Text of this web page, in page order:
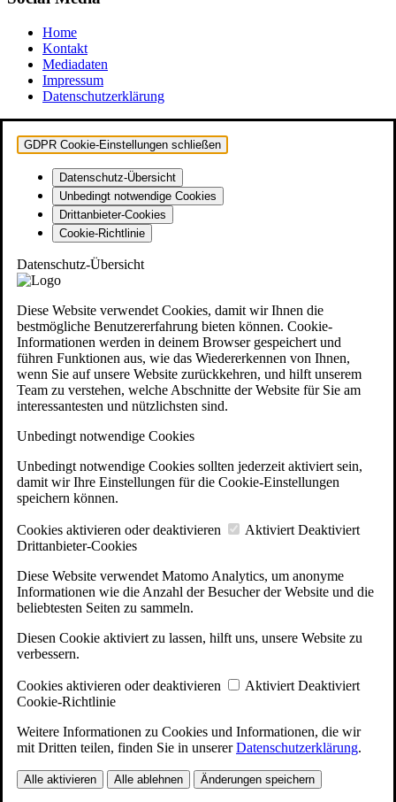
Home
Kontakt
Mediadaten
Impressum
Datenschutzerklärung
GDPR Cookie-Einstellungen schließen
Datenschutz-Übersicht
Unbedingt notwendige Cookies
Drittanbieter-Cookies
Cookie-Richtlinie
Datenschutz-Übersicht
Diese Website verwendet Cookies, damit wir Ihnen die
bestmögliche Benutzererfahrung bieten können. Cookie-
Informationen werden in deinem Browser gespeichert und
führen Funktionen aus, wie das Wiedererkennen von Ihnen,
wenn Sie auf unsere Website zurückkehren, und hilft unserem
Team zu verstehen, welche Abschnitte der Website für Sie am
interessantesten und nützlichsten sind.
Unbedingt notwendige Cookies
Unbedingt notwendige Cookies sollten jederzeit aktiviert sein,
damit wir Ihre Einstellungen für die Cookie-Einstellungen
speichern können.
Cookies aktivieren oder deaktivieren Aktiviert Deaktiviert
Drittanbieter-Cookies
Diese Website verwendet Matomo Analytics, um anonyme
Informationen wie die Anzahl der Besucher der Website und die
beliebtesten Seiten zu sammeln.
Diesen Cookie aktiviert zu lassen, hilft uns, unsere Website zu
verbessern.
Cookies aktivieren oder deaktivieren Aktiviert Deaktiviert
Cookie-Richtlinie
Weitere Informationen zu Cookies und Informationen, die wir
mit Dritten teilen, finden Sie in unsererDatenschutzerklärung.
Alle aktivieren Alle ablehnen Änderungen speichern